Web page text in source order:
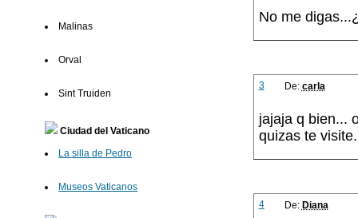
Malinas
Orval
Sint Truiden
Ciudad del Vaticano
La silla de Pedro
Museos Vaticanos
No me
3 De: carla
jajaja q bien...
quizas te
4 De: Diana